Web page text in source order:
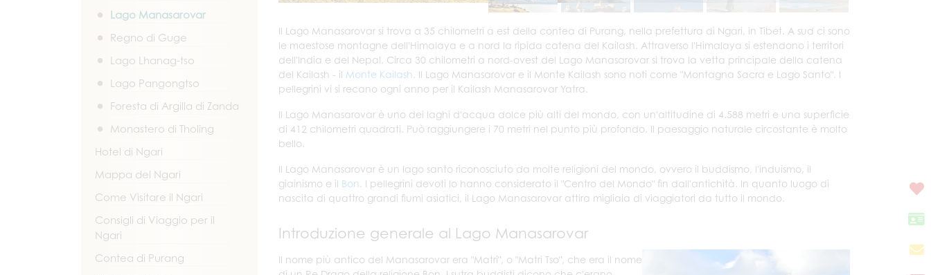
Lago Manasarovar
Regno di Guge
Lago Lhanag-tso
Lago Pangongtso
Foresta di Argilla di Zanda
Monastero di Tholing
Hotel di Ngari
Mappa del Ngari
Come Visitare il Ngari
Consigli di Viaggio per il
Ngari
Contea di Purang
Il Lago Manasarovar si trova a 35 chilometri a est della contea di Purang, nella prefettura di Ngari, in Tibet. A sud ci sono
le maestose montagne dell'Himalaya e a nord la ripida catena del Kailash. Attraverso l'Himalaya si estendono i territori
dell'India e del Nepal. Circa 30 chilometri a nord-ovest del Lago Manasarovar si trova la vetta principale della catena
del Kailash - il Monte Kailash . Il Lago Manasarovar e il Monte Kailash sono noti come "Montagna Sacra e Lago Santo". I
pellegrini vi si recano ogni anno per il Kailash Manasarovar Yatra.
Il Lago Manasarovar è uno dei laghi d'acqua dolce più alti del mondo, con un'altitudine di 4.588 metri e una superficie
di 412 chilometri quadrati. Può raggiungere i 70 metri nel punto più profondo. Il paesaggio naturale circostante è molto
bello.
Il Lago Manasarovar è un lago santo riconosciuto da molte religioni del mondo, ovvero il buddismo, l'induismo, il
giainismo e il Bon . I pellegrini devoti lo hanno considerato il "Centro del Mondo" fin dall'antichità. In quanto luogo di
nascita di quattro grandi fiumi asiatici, il Lago Manasarovar attira migliaia di viaggiatori da tutto il mondo.
Introduzione generale al Lago Manasarovar
Il nome più antico del Manasarovar era "Matri", o "Matri Tso", che era il nome